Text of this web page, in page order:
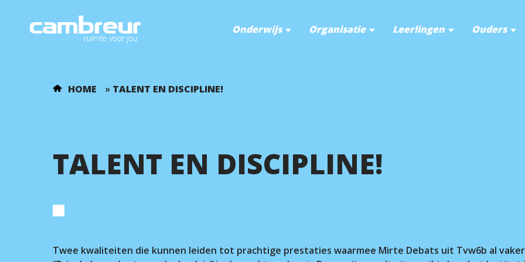
Voer je zoekopdracht in en druk op enter.
Onderwijs Organisatie Leerlingen Ouders
HOME » TALENT EN DISCIPLINE!
TALENT EN DISCIPLINE!
Twee kwaliteiten die kunnen leiden tot prachtige prestaties waarmee Mirte Debats uit Tvw6b al